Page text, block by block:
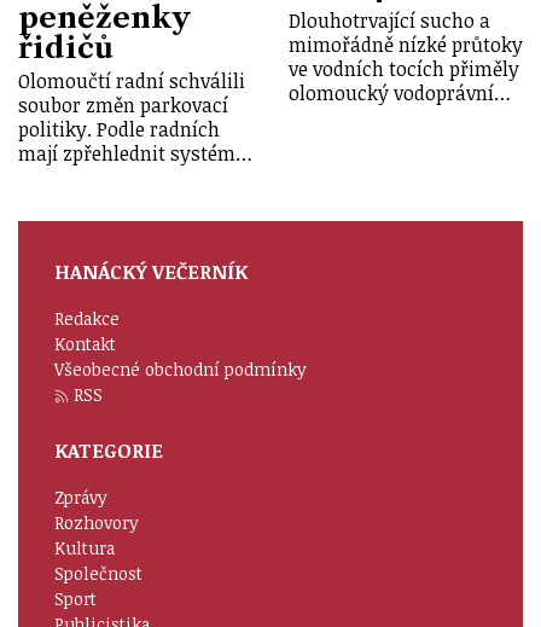
peněženky
řidičů
Olomoučtí radní schválili
soubor změn parkovací
politiky. Podle radních
mají zpřehlednit systém…
Dlouhotrvající sucho a
mimořádně nízké průtoky
ve vodních tocích přiměly
olomoucký vodoprávní…
HANÁCKÝ VEČERNÍK
Redakce
Kontakt
Všeobecné obchodní podmínky
RSS
KATEGORIE
Zprávy
Rozhovory
Kultura
Společnost
Sport